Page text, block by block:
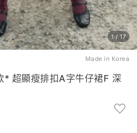
1 / 17
Made in Korea
超顯瘦排扣A字牛仔裙F 深